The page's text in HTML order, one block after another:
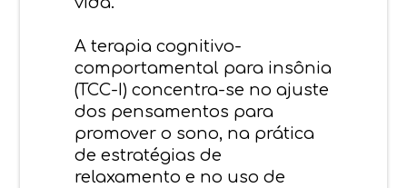
A terapia cognitivo-
comportamental para insônia
(TCC-I) concentra-se no ajuste
dos pensamentos para
promover o sono, na prática
de estratégias de
relaxamento e no uso de